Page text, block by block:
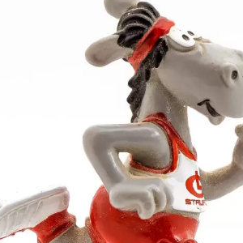
zu wollen. Doch am zweiten
die 31,69 Meter im
für Bronze reichten.
heran. Ein guter
ein couragiertes 800-m-
was zu Rang 14 reichte.
mit 12 032 Punkten den fünften